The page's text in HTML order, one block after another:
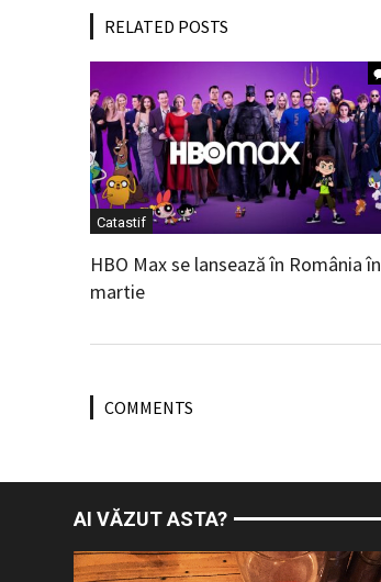
RELATED POSTS
Catastif
HBO Max se lansează în România în
martie
COMMENTS
AI VĂZUT ASTA?